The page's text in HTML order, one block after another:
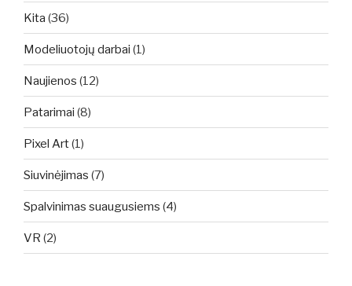
Kita (36)
Modeliuotojų darbai (1)
Naujienos (12)
Patarimai (8)
Pixel Art(1)
Siuvinėjimas (7)
Spalvinimas suaugusiems (4)
VR (2)